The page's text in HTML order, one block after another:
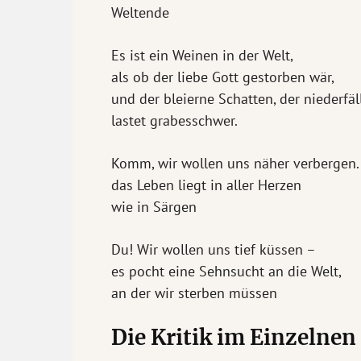
Weltende
Es ist ein Weinen in der Welt,
als ob der liebe Gott gestorben wär,
und der bleierne Schatten, der
lastet grabesschwer.
Komm, wir wollen uns näher verbergen.
das Leben liegt in aller Herzen
wie in Särgen
Du! Wir wollen uns tief küssen –
es pocht eine Sehnsucht an die Welt,
an der wir sterben müssen
Die Kritik im Einzelnen